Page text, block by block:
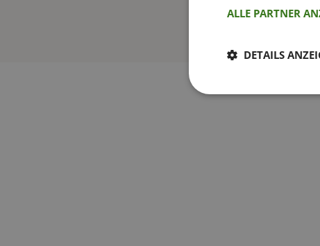
ALLE PARTNER
DETAILS